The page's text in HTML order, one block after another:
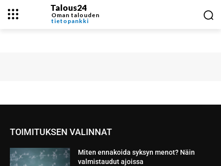
Talous24
Oman talouden
tietopankki
TOIMITUKSEN VALINNAT
Miten ennakoida syksyn menot? Näin
valmistaudut ajoissa